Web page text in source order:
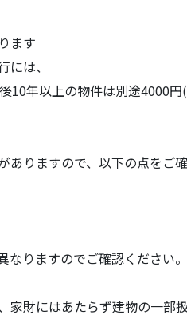
ます
は、
10年以上の物件は別途4000円
りますので、以下の点をご確
りますのでご確認ください。
財にはあたらず建物の一部扱